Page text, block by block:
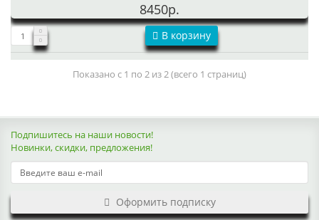
8450р.
В корзину
Показано с 1 по 2 из 2 (всего 1 страниц)
Подпишитесь на наши новости!
Новинки, скидки, предложения!
Оформить подписку